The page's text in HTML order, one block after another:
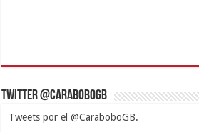
Twitter @CaraboboGB
Tweets por el @CaraboboGB.